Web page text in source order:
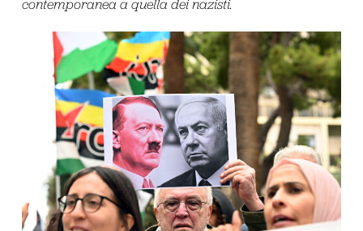
contemporanea a quella dei nazisti.